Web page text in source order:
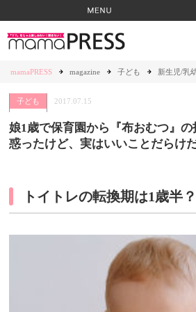
mamaPRESS magazine 子ども 新生児/乳
子ども 2017.07.15
娘1歳で保育園から『布おむつ』
惑ったけど、実はいいことだらけ
トイトレの転換期は1歳半？